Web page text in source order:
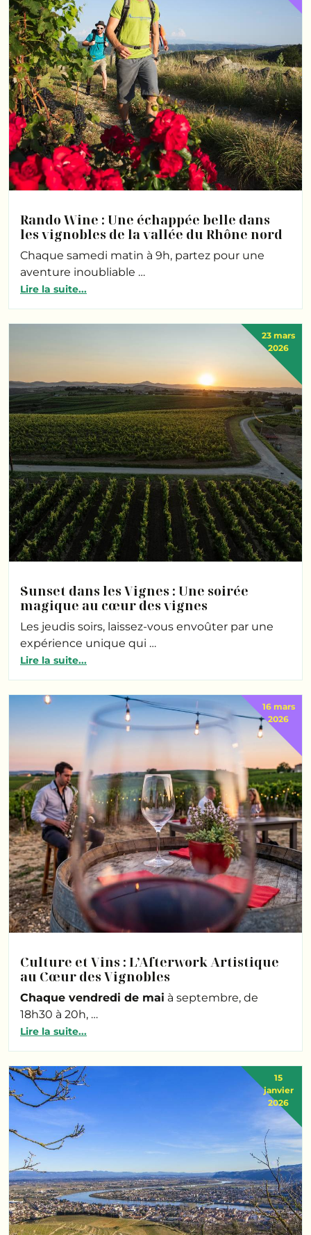
Rando Wine : Une échappée belle dans
les vignobles de la vallée du Rhône nord
Chaque samedi matin à 9h, partez pour une
aventure inoubliable …
Lire la suite...
Sunset dans les Vignes : Une soirée
magique au cœur des vignes
23 mars
2026
Les jeudis soirs, laissez-vous envoûter par une
expérience unique qui …
Lire la suite...
Culture et Vins : L’Afterwork Artistique
au Cœur des Vignobles
16 mars
2026
Chaque vendredi de mai à septembre, de
18h30 à 20h, …
Lire la suite...
15
janvier
2026